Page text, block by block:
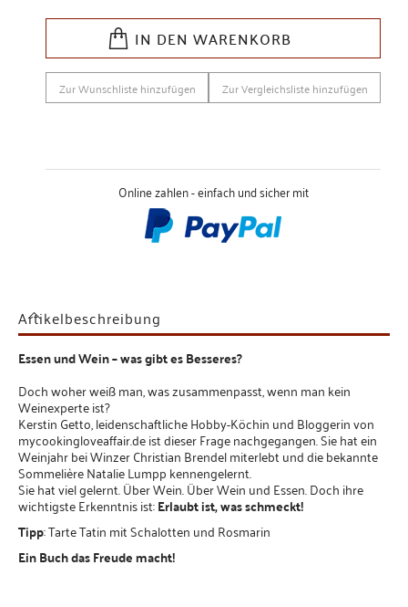
IN DEN WARENKORB
Zur Wunschliste hinzufügen Zur Vergleichsliste hinzufügen
Online zahlen - einfach und sicher mit
Artikelbeschreibung
Essen und Wein – was gibt es Besseres?
Doch woher weiß man, was zusammenpasst, wenn man kein
Weinexperte ist?
Kerstin Getto, leidenschaftliche Hobby-Köchin und Bloggerin von
mycookingloveaffair.de ist dieser Frage nachgegangen. Sie hat ein
Weinjahr bei Winzer Christian Brendel miterlebt und die bekannte
Sommelière Natalie Lumpp kennengelernt.
Sie hat viel gelernt. Über Wein. Über Wein und Essen. Doch ihre
wichtigste Erkenntnis ist:Erlaubt ist, was schmeckt!
Tipp: Tarte Tatin mit Schalotten und Rosmarin
Ein Buch das Freude macht!